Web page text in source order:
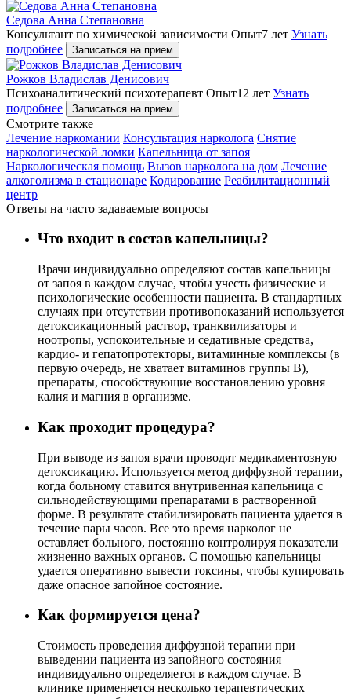
Седова Анна Степановна
Консультант по химической зависимости Опыт7 лет Узнать
подробнее
Записаться на прием
Рожков Владислав Денисович
Психоаналитический психотерапевт Опыт12 лет Узнать
подробнее
Записаться на прием
Cмотрите также
Лечение наркомании Консультация нарколога Снятие
наркологической ломки Капельница от запоя
Наркологическая помощь Вызов нарколога на дом Лечение
алкоголизма в стационаре Кодирование Реабилитационный
центр
Ответы на часто задаваемые вопросы
Что входит в состав капельницы?
Врачи индивидуально определяют состав капельницы
от запоя в каждом случае, чтобы учесть физические и
психологические особенности пациента. В стандартных
случаях при отсутствии противопоказаний используется
детоксикационный раствор, транквилизаторы и
ноотропы, успокоительные и седативные средства,
кардио- и гепатопротекторы, витаминные комплексы (в
первую очередь, не хватает витаминов группы В),
препараты, способствующие восстановлению уровня
калия и магния в организме.
Как проходит процедура?
При выводе из запоя врачи проводят медикаментозную
детоксикацию. Используется метод диффузной терапии,
когда больному ставится внутривенная капельница с
сильнодействующими препаратами в растворенной
форме. В результате стабилизировать пациента удается в
течение пары часов. Все это время нарколог не
оставляет больного, постоянно контролируя показатели
жизненно важных органов. С помощью капельницы
удается оперативно вывести токсины, чтобы купировать
даже опасное запойное состояние.
Как формируется цена?
Стоимость проведения диффузной терапии при
выведении пациента из запойного состояния
индивидуально определяется в каждом случае. В
клинике применяется несколько терапевтических